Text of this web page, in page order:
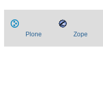
Plone Zope